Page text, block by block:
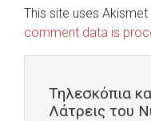
This site uses
comment data is
Τηλεσκόπια
Λάτρεις του